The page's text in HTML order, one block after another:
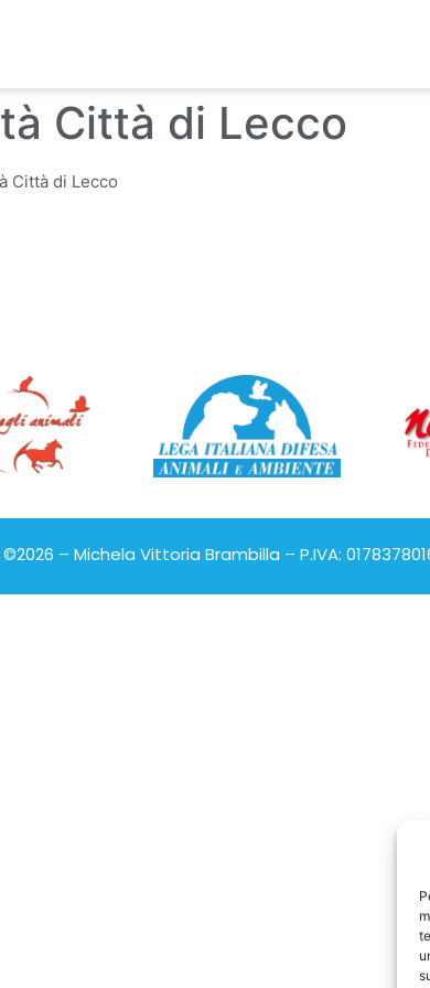
Città di Lecco
Città di Lecco
– Michela Vittoria Brambilla – P.IVA: